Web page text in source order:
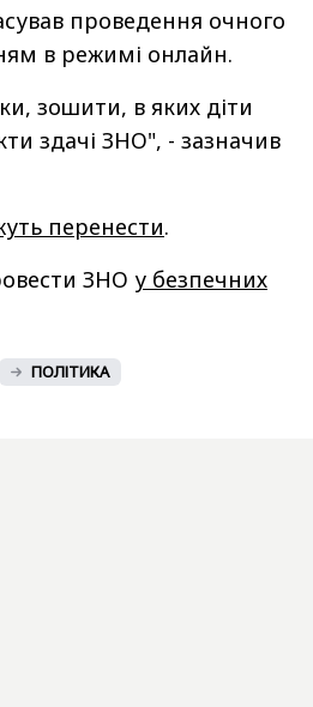
проведення очного
в режимі онлайн.
зошити, в яких діти
здачі ЗНО", - зазначив
перенести.
ЗНО у безпечних
ПОЛІТИКА